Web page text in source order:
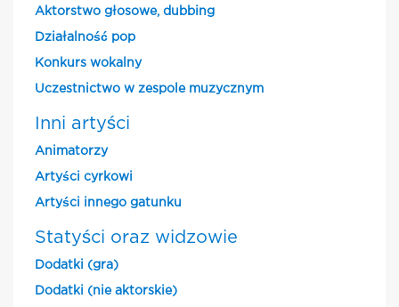
Aktorstwo głosowe, dubbing
Działalność pop
Konkurs wokalny
Uczestnictwo w zespole muzycznym
Inni artyści
Animatorzy
Artyści cyrkowi
Artyści innego gatunku
Statyści oraz widzowie
Dodatki (gra)
Dodatki (nie aktorskie)